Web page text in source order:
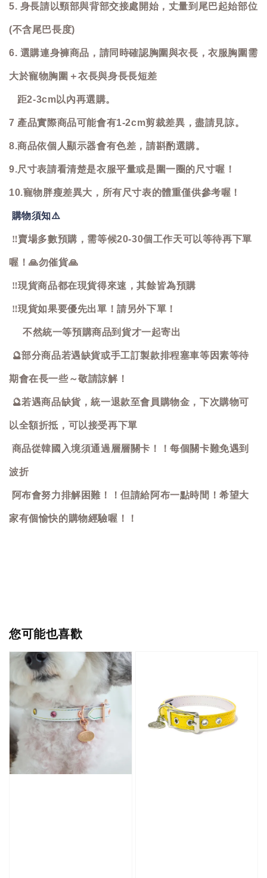
5. 身長請以頸部與背部交接處開始，丈量到尾巴起始部位
(不含尾巴長度)
6. 選購連身褲商品，請同時確認胸圍與衣長，衣服胸圍需
大於寵物胸圍＋衣長與身長長短差
距2-3cm以內再選購。
7 產品實際商品可能會有1-2cm剪裁差異，盡請見諒。
8.商品依個人顯示器會有色差，請斟酌選購。
9.尺寸表請看清楚是衣服平量或是圍一圈的尺寸喔！
10.寵物胖瘦差異大，所有尺寸表的體重僅供參考喔！
購物須知⚠️
‼️賣場多數預購，需等候20-30個工作天可以等待再下單
喔！🙏勿催貨🙏
‼️現貨商品都在現貨得來速，其餘皆為預購
‼️現貨如果要優先出單！請另外下單！
不然統一等預購商品到貨才一起寄出
🔮部分商品若遇缺貨或手工訂製款排程塞車等因素等待
期會在長一些～敬請諒解！
🔮若遇商品缺貨，統一退款至會員購物金，下次購物可
以全額折抵，可以接受再下單
商品從韓國入境須通過層層關卡！！每個關卡難免遇到
波折
阿布會努力排解困難！！但請給阿布一點時間！希望大
家有個愉快的購物經驗喔！！
您可能也喜歡